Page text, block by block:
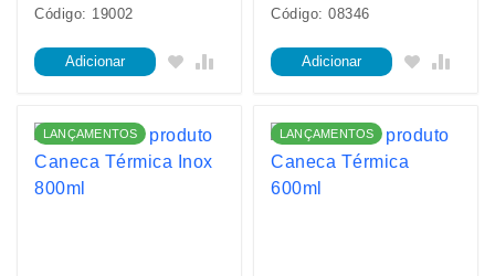
Código: 19002
Adicionar
Código: 08346
Adicionar
LANÇAMENTOS LANÇAMENTOS